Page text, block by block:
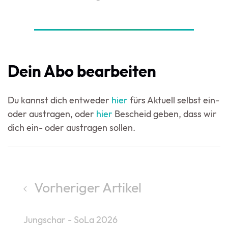
Dein Abo bearbeiten
Du kannst dich entweder hier fürs Aktuell selbst ein-
oder austragen, oder hier Bescheid geben, dass wir
dich ein- oder austragen sollen.
Vorheriger Artikel
Jungschar - SoLa 2026